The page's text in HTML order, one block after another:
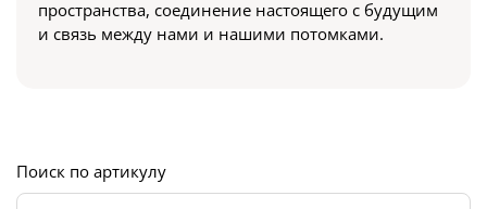
пространства, соединение настоящего с будущим
и связь между нами и нашими потомками.
Поиск по артикулу